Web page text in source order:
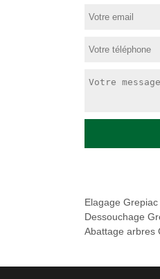
Elagage
Dessouchage
Abattage arbres